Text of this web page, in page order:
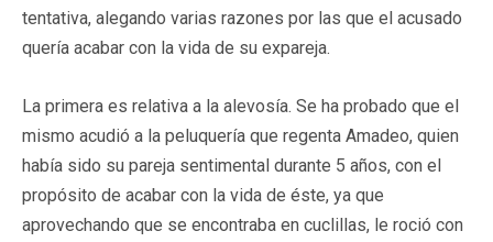
tentativa, alegando varias razones por las que el acusado
quería acabar con la vida de su expareja.
La primera es relativa a la alevosía. Se ha probado que el
mismo acudió a la peluquería que regenta Amadeo, quien
había sido su pareja sentimental durante 5 años, con el
propósito de acabar con la vida de éste, ya que
aprovechando que se encontraba en cuclillas, le roció con